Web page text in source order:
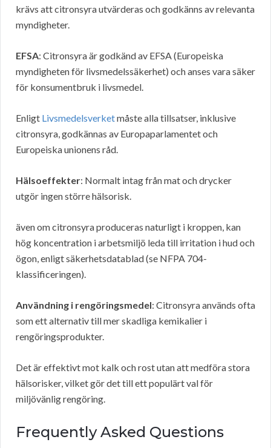
krävs att citronsyra utvärderas och godkänns av relevanta
myndigheter.
EFSA: Citronsyra är godkänd av EFSA (Europeiska
myndigheten för livsmedelssäkerhet) och anses vara säker
för konsumentbruk i livsmedel.
Enligt Livsmedelsverketmåste alla tillsatser, inklusive
citronsyra, godkännas av Europaparlamentet och
Europeiska unionens råd.
Hälsoeffekter: Normalt intag från mat och drycker
utgör ingen större hälsorisk.
även om citronsyra produceras naturligt i kroppen, kan
hög koncentration i arbetsmiljö leda till irritation i hud och
ögon, enligt säkerhetsdatablad (se NFPA 704-
klassificeringen).
Användning i rengöringsmedel: Citronsyra används ofta
som ett alternativ till mer skadliga kemikalier i
rengöringsprodukter.
Det är effektivt mot kalk och rost utan att medföra stora
hälsorisker, vilket gör det till ett populärt val för
miljövänlig rengöring.
Frequently Asked Questions